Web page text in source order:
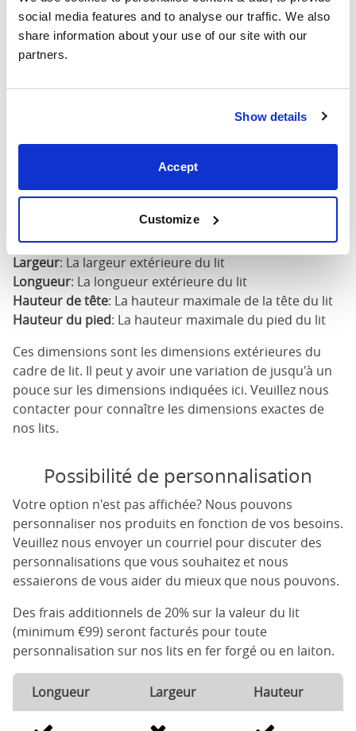
social media features and to analyse our traffic. We also
share information about your use of our site with our
partners.
Show details
Accept
Customize
190cm
140cm X
82" 53"
73"
Dimensions du matelas: La taille de matelas requise
pour ce lit
Largeur: La largeur extérieure du lit
Longueur: La longueur extérieure du lit
Hauteur de tête: La hauteur maximale de la tête du lit
Hauteur du pied: La hauteur maximale du pied du lit
Ces dimensions sont les dimensions extérieures du
cadre de lit. Il peut y avoir une variation de jusqu'à un
pouce sur les dimensions indiquées ici. Veuillez nous
contacter pour connaître les dimensions exactes de
nos lits.
Possibilité de personnalisation
Votre option n'est pas affichée? Nous pouvons
personnaliser nos produits en fonction de vos besoins.
Veuillez nous envoyer un courriel pour discuter des
personnalisations que vous souhaitez et nous
essaierons de vous aider du mieux que nous pouvons.
Des frais additionnels de 20% sur la valeur du lit
(minimum €99) seront facturés pour toute
personnalisation sur nos lits en fer forgé ou en laiton.
Longueur Largeur Hauteur